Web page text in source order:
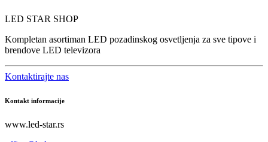
LED STAR SHOP
Kompletan asortiman LED pozadinskog osvetljenja za sve tipove i
brendove LED televizora
Kontaktirajte nas
Kontakt informacije
www.led-star.rs